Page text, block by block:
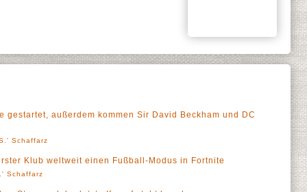
gestartet, außerdem kommen Sir David Beckham und DC
Schaffarz
Klub weltweit einen Fußball-Modus in Fortnite
Schaffarz